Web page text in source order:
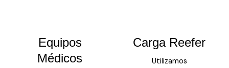
Equipos
Médicos
Carga Reefer
Utilizamos